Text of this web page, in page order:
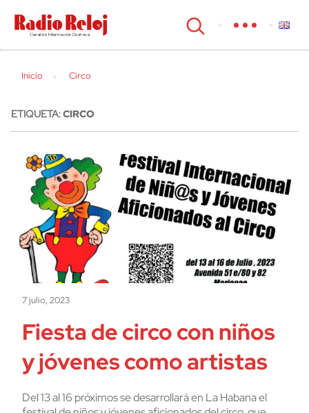
cerrar
Inicio Circo
ETIQUETA:CIRCO
7 julio, 2023
Fiesta de circo con niños
y jóvenes como artistas
Del 13 al 16 próximos se desarrollará en La Habana el